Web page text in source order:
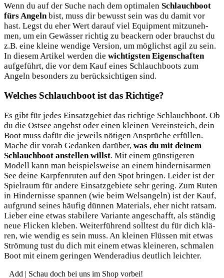
Wenn du auf der Suche nach dem opti­ma­len Schlauch­boot
fürs Angeln bist, muss dir bewusst sein was du damit vor
hast. Legst du eher Wert dar­auf viel Equip­ment mit­zu­neh­
men, um ein Gewäs­ser rich­tig zu beackern oder brauchst du
z.B. eine klei­ne wen­di­ge Ver­si­on, um mög­lichst agil zu sein.
In die­sem Arti­kel wer­den die wich­tigs­ten Eigen­schaf­ten
auf­ge­führt, die vor dem Kauf eines Schlauch­boots zum
Angeln beson­ders zu berück­sich­ti­gen sind.
Welches Schlauchboot ist das Richtige?
Es gibt für jedes Ein­satz­ge­biet das rich­ti­ge Schlauch­boot. Ob
du die Ost­see angehst oder einen klei­nen Ver­eins­teich, dein
Boot muss dafür die jeweils nöti­gen Ansprü­che erfül­len.
Mache dir vor­ab Gedan­ken dar­über, was du mit dei­nem
Schlauch­boot anstel­len willst. Mit einem güns­ti­ge­ren
Modell kann man bei­spiels­wei­se an einem hin­der­nis­ar­men
See dei­ne Karp­fen­ru­ten auf den Spot brin­gen. Lei­der ist der
Spiel­raum für ande­re Ein­satz­ge­bie­te sehr gering. Zum Ruten
in Hin­der­nis­se span­nen (wie beim Wel­s­an­geln) ist der Kauf,
auf­grund sei­nes häu­fig dün­nen Mate­ri­als, eher nicht rat­sam.
Lie­ber eine etwas sta­bi­le­re Vari­an­te ange­schafft, als stän­dig
neue Fli­cken kle­ben. Wei­ter­füh­rend soll­test du für dich klä­
ren, wie wen­dig es sein muss. An klei­nen Flüs­sen mit etwas
Strö­mung tust du dich mit einem etwas klei­ne­ren, schma­len
Boot mit einem gerin­gen Wen­de­ra­di­us deut­lich leichter.
Add | Schau doch bei uns im Shop vorbei!